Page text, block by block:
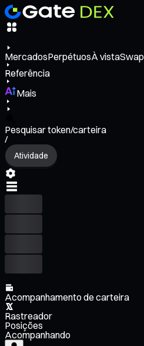
MercadosPerpétuosÀ vistaSwap
Referência
Mais
Pesquisar token/carteira
/
Atividade
Acompanhamento de carteira
Rastreador
Posições
Acompanhando